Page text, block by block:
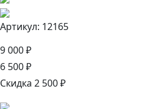
Артикул: 12165
9 000 ₽
6 500 ₽
Скидка 2 500 ₽